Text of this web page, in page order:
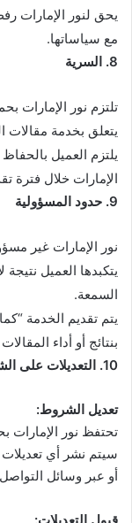
يحق لنور الإمارات
مع سياساتها.
8. السرية
تلتزم نور الإمارات
يتعلق بخدمة مقالات
يلتزم العميل
الإمارات خلال فترة
9. حدود المسؤولية
نور الإمارات غير
يتكبدها العميل
السمعة.
يتم تقديم الخدمة
بنتائج أو أداء
10. التعديلات على الشروط
تعديل الشروط:
تحتفظ نور
سيتم نشر أي تعديلات
أو عبر وسائل